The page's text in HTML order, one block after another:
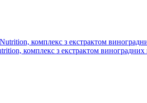
комплекс з екстрактом